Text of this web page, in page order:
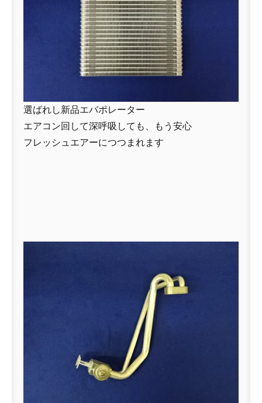
選ばれし新品エバポレーター
エアコン回して深呼吸しても、もう安心
フレッシュエアーにつつまれます